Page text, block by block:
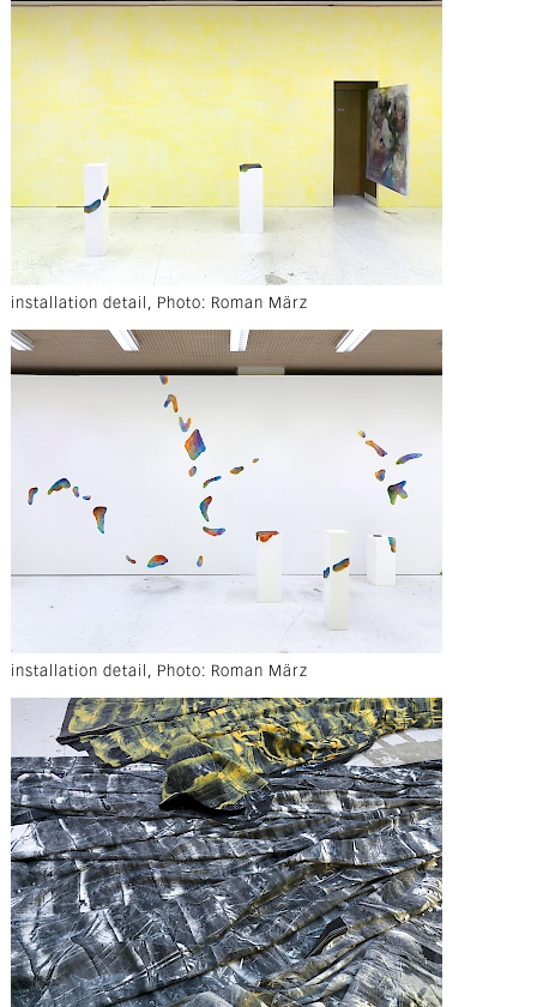
installation detail, Photo: Roman März
installation detail, Photo: Roman März